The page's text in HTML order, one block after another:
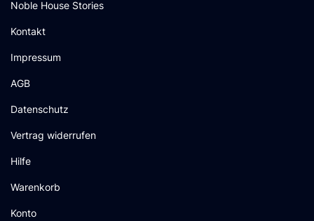
Noble House Stories
Kontakt
Impressum
AGB
Datenschutz
Vertrag widerrufen
Hilfe
Warenkorb
Konto